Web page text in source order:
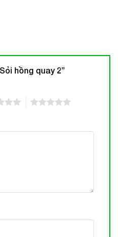
hồng quay 2”